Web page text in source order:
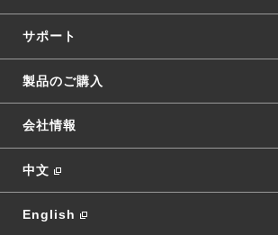
サポート
製品のご購入
会社情報
中文
English